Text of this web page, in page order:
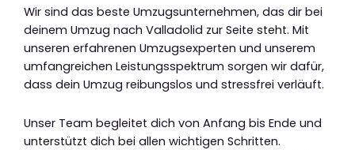
Wir sind das beste Umzugsunternehmen, das dir bei
deinem Umzug nach Valladolid zur Seite steht. Mit
unseren erfahrenen Umzugsexperten und unserem
umfangreichen Leistungsspektrum sorgen wir dafür,
dass dein Umzug reibungslos und stressfrei verläuft.
Unser Team begleitet dich von Anfang bis Ende und
unterstützt dich bei allen wichtigen Schritten.